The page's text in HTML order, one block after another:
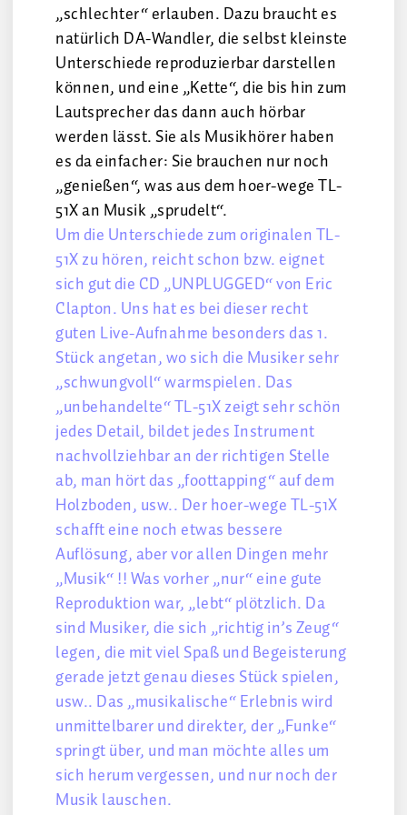
„schlechter“ erlauben. Dazu braucht es
natürlich DA-Wandler, die selbst kleinste
Unterschiede reproduzierbar darstellen
können, und eine „Kette“, die bis hin zum
Lautsprecher das dann auch hörbar
werden lässt. Sie als Musikhörer haben
es da einfacher: Sie brauchen nur noch
„genießen“, was aus dem hoer-wege TL-
51X an Musik „sprudelt“.
Um die Unterschiede zum originalen TL-
51X zu hören, reicht schon bzw. eignet
sich gut die CD „UNPLUGGED“ von Eric
Clapton. Uns hat es bei dieser recht
guten Live-Aufnahme besonders das 1.
Stück angetan, wo sich die Musiker sehr
„schwungvoll“ warmspielen. Das
„unbehandelte“ TL-51X zeigt sehr schön
jedes Detail, bildet jedes Instrument
nachvollziehbar an der richtigen Stelle
ab, man hört das „foottapping“ auf dem
Holzboden, usw.. Der hoer-wege TL-51X
schafft eine noch etwas bessere
Auflösung, aber vor allen Dingen mehr
„Musik“ !! Was vorher „nur“ eine gute
Reproduktion war, „lebt“ plötzlich. Da
sind Musiker, die sich „richtig in’s Zeug“
legen, die mit viel Spaß und Begeisterung
gerade jetzt genau dieses Stück spielen,
usw.. Das „musikalische“ Erlebnis wird
unmittelbarer und direkter, der „Funke“
springt über, und man möchte alles um
sich herum vergessen, und nur noch der
Musik lauschen.